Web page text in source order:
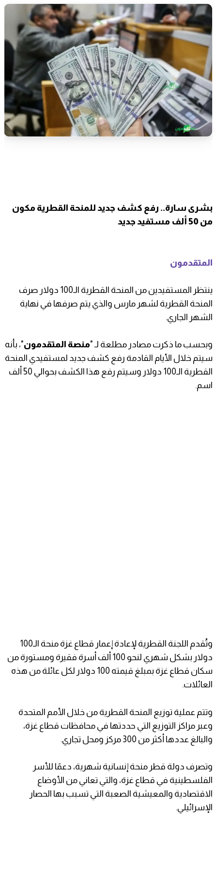
بشرى سارة.. رفع كشف جديد للمنحة القطرية مكون
من 50 ألف مستفيد جديد
المتقدمون
ينتظر المستفيدين من المنحة القطرية الـ100 دولار صرف
المنحة القطرية لشهر مارس والذي يتم صرفها في نهاية
الشهر الجاري.
وبحسب ما ذكرت مصادر مطلعة لـ "منصة المتقدمون"، بأنه
سيتم خلال الأيام القادمة رفع كشف جديد لمستفيدي المنحة
القطرية الـ100 دولار وسيتم رفع هذا الكشف بحوالي 50 ألف
اسم.
وتُقدم اللجنة القطرية لإعادة إعمار قطاع غزة منحة الـ100
دولار بشكل شهري لنحو 100 ألف أسرة فقيرة ومستورة من
سكان قطاع غزة بمبلغ قيمته 100 دولار لكل عائلة من هذه
العائلات.
وتتم عملية توزيع المنحة القطرية من خلال الأمم المتحدة
وعبر مراكز التوزيع التي حددتها في محافظات قطاع غزة،
والبالغ عددها أكثر من 300 مركز ومحل تجاري.
وتصرف دولة قطر منحة إنسانية شهرية، دعمًا للأسر
الفلسطينية في قطاع غزة، والتي تعاني من الأوضاع
الاقتصادية والمعيشية الصعبة التي تسبب بها الحصار
الإسرائيلي.